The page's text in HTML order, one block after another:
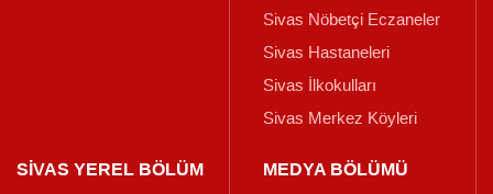
Sivas Nöbetçi Eczaneler
Sivas Hastaneleri
Sivas İlkokulları
Sivas Merkez Köyleri
SİVAS YEREL BÖLÜM MEDYA BÖLÜMÜ